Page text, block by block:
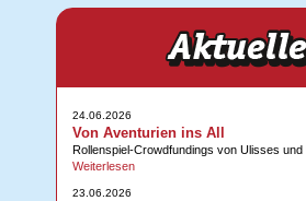
24.06.2026
Von Aventurien ins All
Rollenspiel-Crowdfundings von Ulisses
Weiterlesen
23.06.2026